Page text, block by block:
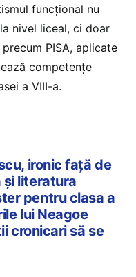
funcțional nu
nivel liceal, ci doar
PISA, aplicate
competențe
a VIII-a.
ironic față de
și literatura
pentru clasa a
lui Neagoe
cronicari să se